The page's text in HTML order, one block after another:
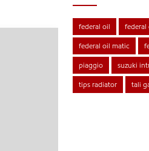
federal oil federal
federal oil matic
piaggio suzuki
tips radiator tali